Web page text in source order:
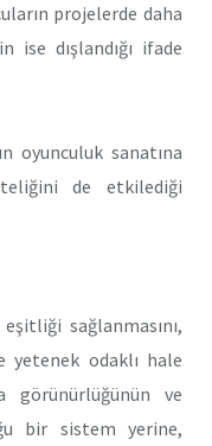
projelerde daha
ise dışlandığı ifade
oyunculuk sanatına
de etkilediği
sağlanmasını,
yetenek odaklı hale
görünürlüğünün ve
bir sistem yerine,